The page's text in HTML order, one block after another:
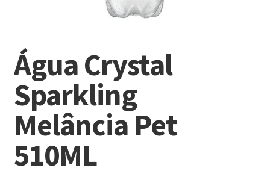
Água Crystal
Sparkling
Melância Pet
510ML